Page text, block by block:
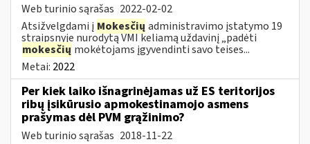
Web turinio sąrašas 2022-02-02
Atsižvelgdami į Mokesčių administravimo įstatymo 19
straipsnyje nurodytą VMI keliamą uždavinį „padėti
mokesčių mokėtojams įgyvendinti savo teises...
Metai: 2022
Per kiek laiko išnagrinėjamas už ES teritorijos
ribų įsikūrusio apmokestinamojo asmens
prašymas dėl PVM grąžinimo?
Web turinio sąrašas 2018-11-22